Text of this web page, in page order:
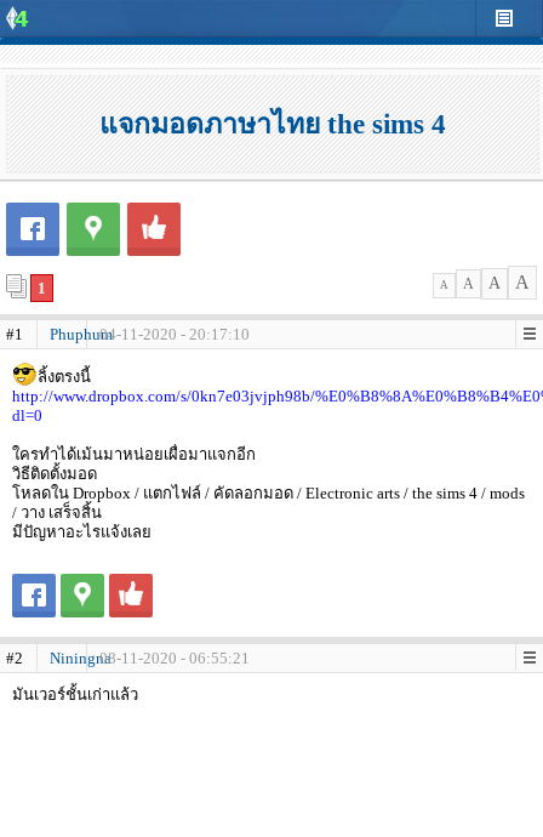
แจกมอดภาษาไทย the sims 4
1 A A A A
#1 Phuphum04-11-2020 - 20:17:10
ลิ้งตรงนี้
http://www.dropbox.com/s/0kn7e03jvjph98b/
dl=0
ใครทำได้เม้นมาหน่อยเผื่อมาแจกอีก
วิธีติดตั้งมอด
โหลดใน Dropbox / แตกไฟล์ / คัดลอกมอด / Electronic arts / the sims 4 / mods
/ วาง เสร็จสิ้น
มีปัญหาอะไรแจ้งเลย
#2 Niningna08-11-2020 - 06:55:21
มันเวอร์ชั้นเก่าแล้ว